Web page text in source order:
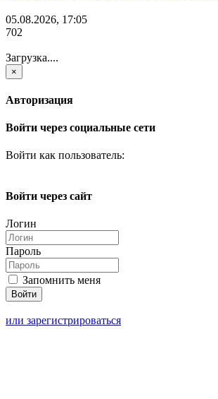
05.08.2026, 17:05
702
Загрузка....
×
Авторизация
Войти через социальные сети
Войти как пользователь:
Войти через сайт
Логин
Пароль
Запомнить меня
или зарегистрироваться